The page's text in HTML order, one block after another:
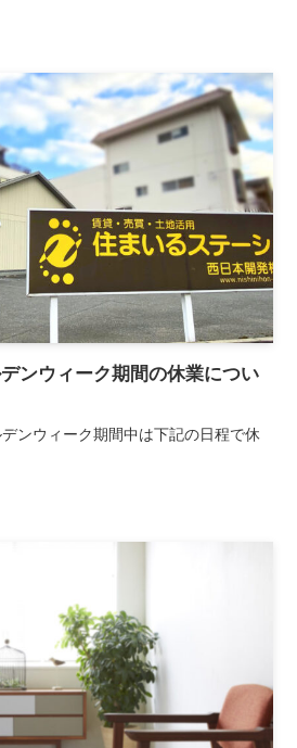
デンウィーク期間の休業につい
ンウィーク期間中は下記の日程で休